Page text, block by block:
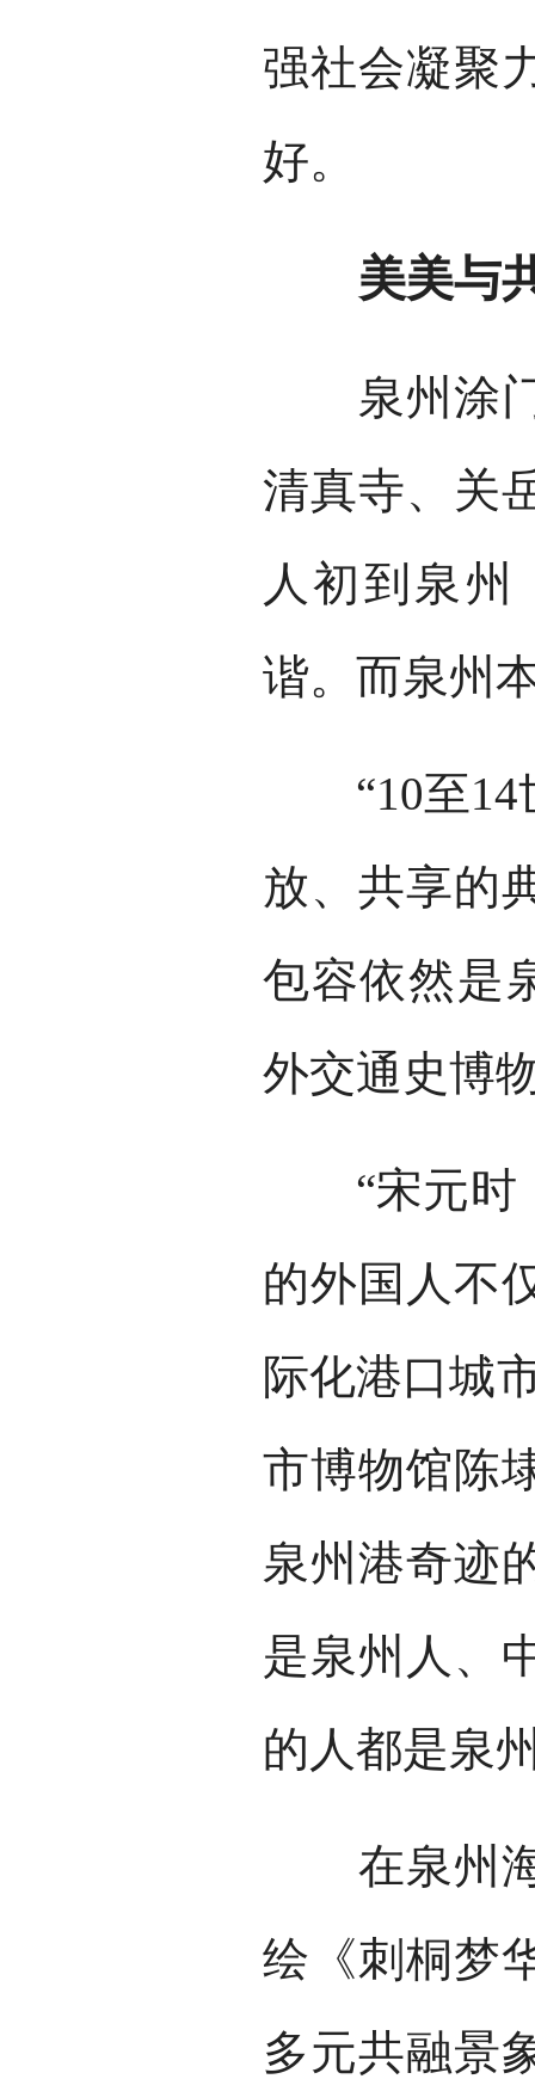
强社会凝聚
好。
美美与共
泉州涂门
清真寺、关
人初到泉
谐。而泉州
“10至14
放、共享的
包容依然是
外交通史博
“宋元时，
的外国人不
际化港口城
市博物馆陈
泉州港奇迹
是泉州人、
的人都是泉
在泉州海
绘《刺桐梦
多元共融景